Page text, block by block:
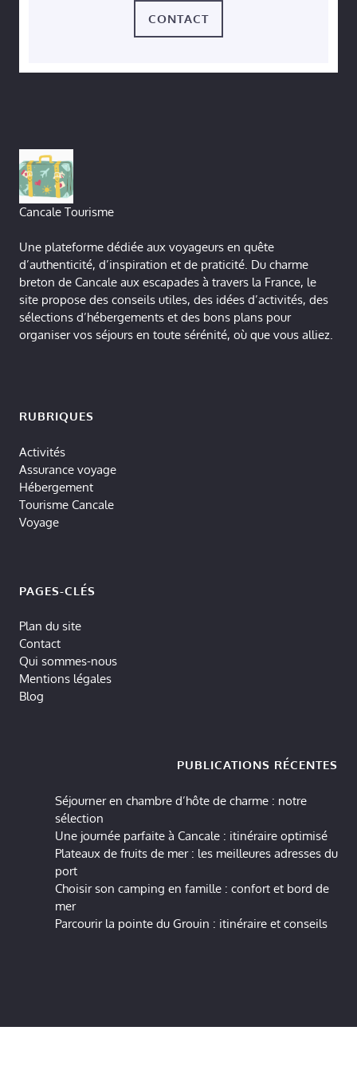
CONTACT
Cancale Tourisme
Une plateforme dédiée aux voyageurs en quête
d’authenticité, d’inspiration et de praticité. Du charme
breton de Cancale aux escapades à travers la France, le
site propose des conseils utiles, des idées d’activités, des
sélections d’hébergements et des bons plans pour
organiser vos séjours en toute sérénité, où que vous alliez.
RUBRIQUES
Activités
Assurance voyage
Hébergement
Tourisme Cancale
Voyage
PAGES-CLÉS
Plan du site
Contact
Qui sommes-nous
Mentions légales
Blog
PUBLICATIONS RÉCENTES
Séjourner en chambre d’hôte de charme : notre
sélection
Une journée parfaite à Cancale : itinéraire optimisé
Plateaux de fruits de mer : les meilleures adresses du
port
Choisir son camping en famille : confort et bord de
mer
Parcourir la pointe du Grouin : itinéraire et conseils